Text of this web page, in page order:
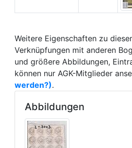
Weitere Eigenschaften zu
Verknüpfungen mit anderen
und größere Abbildungen,
können nur AGK-Mitglieder
werden?).
Abbildungen